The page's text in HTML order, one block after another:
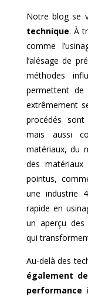
Notre blog se
technique. À
comme
l’alésage de
méthodes
permettent de
extrêmement
procédés sont
mais aussi
matériaux, du
des
pointus,
une industrie
rapide en
un aperçu des
qui
Au-delà des
également
performance